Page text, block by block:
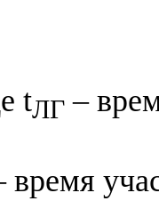
tЛГ –
время